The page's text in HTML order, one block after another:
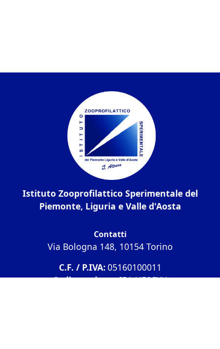
Istituto Zooprofilattico Sperimentale del
Piemonte, Liguria e Valle d'Aosta
Contatti
Via Bologna 148, 10154 Torino
C.F. / P.IVA: 05160100011
Codice univocoIPA UF6CXU